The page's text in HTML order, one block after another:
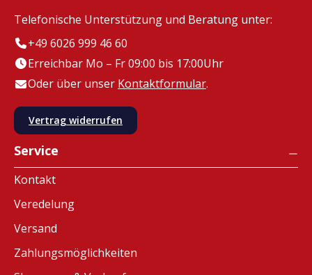
Telefonische Unterstützung und Beratung unter:
+49 6026 999 46 60
Erreichbar Mo – Fr 09:00 bis 17:00Uhr
Oder über unser Kontaktformular.
Vertrag widerrufen
Service
Kontakt
Veredelung
Versand
Zahlungsmöglichkeiten